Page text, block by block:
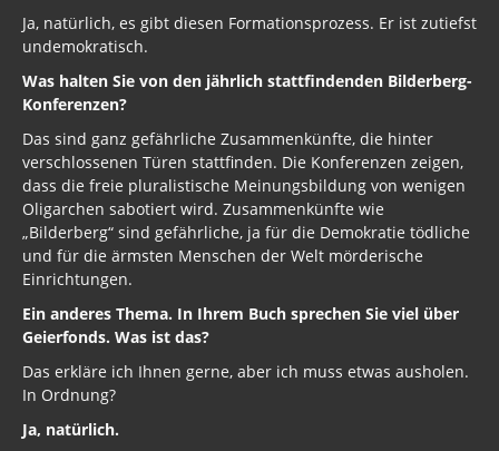
Ja, natürlich, es gibt diesen Formationsprozess. Er ist zutiefst
undemokratisch.
Was halten Sie von den jährlich stattfindenden Bilderberg-
Konferenzen?
Das sind ganz gefährliche Zusammenkünfte, die hinter
verschlossenen Türen stattfinden. Die Konferenzen zeigen,
dass die freie pluralistische Meinungsbildung von wenigen
Oligarchen sabotiert wird. Zusammenkünfte wie
„Bilderberg“ sind gefährliche, ja für die Demokratie tödliche
und für die ärmsten Menschen der Welt mörderische
Einrichtungen.
Ein anderes Thema. In Ihrem Buch sprechen Sie viel über
Geierfonds. Was ist das?
Das erkläre ich Ihnen gerne, aber ich muss etwas ausholen.
In Ordnung?
Ja, natürlich.